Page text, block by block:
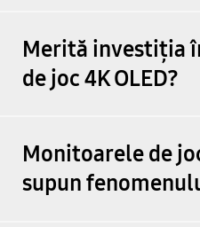
Pacific Drive
PALWORLD
Persona 3 Reload
Merită investiția
de joc 4K OLED?
Monitoarele de
supun